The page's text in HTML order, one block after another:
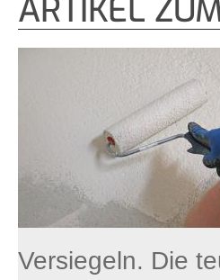
ARTIKEL
Versiegeln. Die